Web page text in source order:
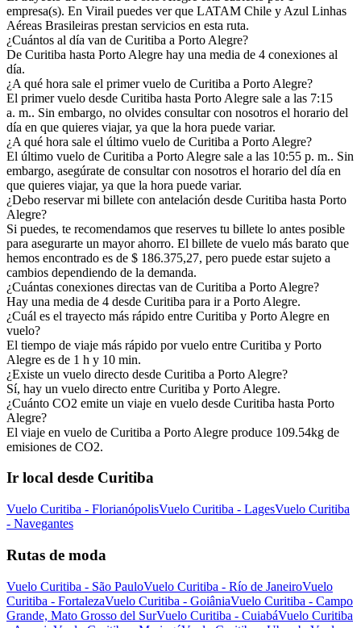
empresa(s). En Virail puedes ver que LATAM Chile y Azul Linhas
Aéreas Brasileiras prestan servicios en esta ruta.
¿Cuántos al día van de Curitiba a Porto Alegre?
De Curitiba hasta Porto Alegre hay una media de 4 conexiones al
día.
¿A qué hora sale el primer vuelo de Curitiba a Porto Alegre?
El primer vuelo desde Curitiba hasta Porto Alegre sale a las 7:15
a. m.. Sin embargo, no olvides consultar con nosotros el horario del
día en que quieres viajar, ya que la hora puede variar.
¿A qué hora sale el último vuelo de Curitiba a Porto Alegre?
El último vuelo de Curitiba a Porto Alegre sale a las 10:55 p. m.. Sin
embargo, asegúrate de consultar con nosotros el horario del día en
que quieres viajar, ya que la hora puede variar.
¿Debo reservar mi billete con antelación desde Curitiba hasta Porto
Alegre?
Si puedes, te recomendamos que reserves tu billete lo antes posible
para asegurarte un mayor ahorro. El billete de vuelo más barato que
hemos encontrado es de $ 186.375,27, pero puede estar sujeto a
cambios dependiendo de la demanda.
¿Cuántas conexiones directas van de Curitiba a Porto Alegre?
Hay una media de 4 desde Curitiba para ir a Porto Alegre.
¿Cuál es el trayecto más rápido entre Curitiba y Porto Alegre en
vuelo?
El tiempo de viaje más rápido por vuelo entre Curitiba y Porto
Alegre es de 1 h y 10 min.
¿Existe un vuelo directo desde Curitiba a Porto Alegre?
Sí, hay un vuelo directo entre Curitiba y Porto Alegre.
¿Cuánto CO2 emite un viaje en vuelo desde Curitiba hasta Porto
Alegre?
El viaje en vuelo de Curitiba a Porto Alegre produce 109.54kg de
emisiones de CO2.
Ir local desde Curitiba
Vuelo Curitiba - FlorianópolisVuelo Curitiba - LagesVuelo Curitiba
- Navegantes
Rutas de moda
Vuelo Curitiba - São PauloVuelo Curitiba - Río de JaneiroVuelo
Curitiba - FortalezaVuelo Curitiba - GoiâniaVuelo Curitiba - Campo
Grande, Mato Grosso del SurVuelo Curitiba - CuiabáVuelo Curitiba